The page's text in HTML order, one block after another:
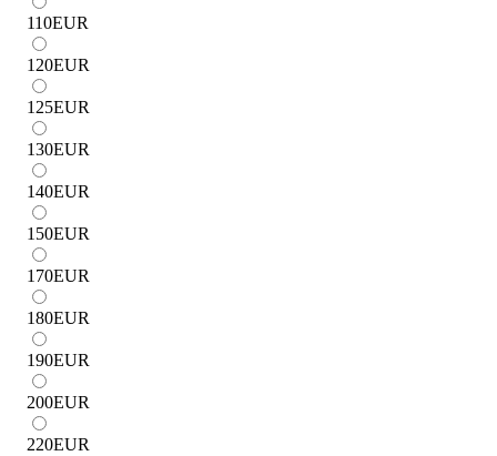
110EUR
120EUR
125EUR
130EUR
140EUR
150EUR
170EUR
180EUR
190EUR
200EUR
220EUR